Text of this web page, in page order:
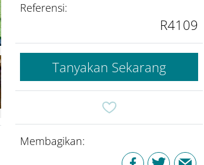
Referensi:
R4109
Tanyakan Sekarang
Membagikan: